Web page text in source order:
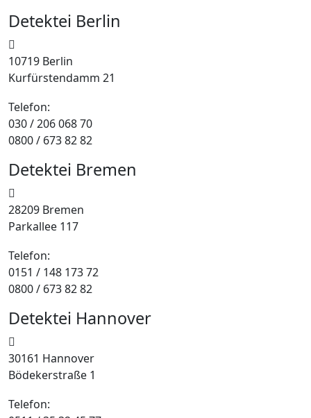
Detektei Berlin
10719 Berlin
Kurfürstendamm 21
Telefon:
030 / 206 068 70
0800 / 673 82 82
Detektei Bremen
28209 Bremen
Parkallee 117
Telefon:
0151 / 148 173 72
0800 / 673 82 82
Detektei Hannover
30161 Hannover
Bödekerstraße 1
Telefon: